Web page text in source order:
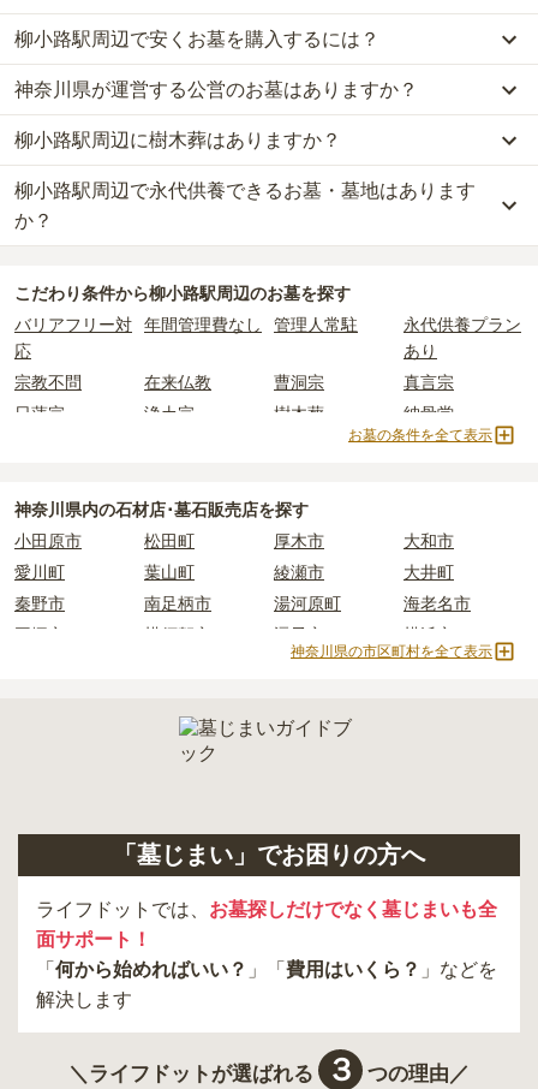
柳小路駅周辺での購入費用の目安は、樹木葬が約43万円、納骨堂が
約50万円、永代供養墓が約10万円です。
樹木葬・納骨堂・永代供養墓は、基本的に墓石代がかからず、永代
使用料のみかかります。
・開眼法要の費用：お墓を新しく建てた際に行う儀式のための費
用。僧侶に渡すお布施がかかります。
・年間管理費：お墓の管理費。契約後、毎年発生するケースがあり
ます。
正確な費用は、区画や石材の選び方によって大きく変わるため、見
積もりを取るまで確定しません。
現地見学では、担当者に「提示金額以外にかかる費用はないか」を
内を取り寄せることができます。
柳小路駅周辺で安くお墓を購入するには？
柳小路駅周辺で一番安価なお墓は、湘南江ノ島樹木葬プラチナヒル
ズの永代供養墓で、10万円からお求めいただけます。
一般的に最も費用を抑えられるのは、他の方のご遺骨と一緒に埋葬
する「合祀墓（ごうしぼ）」と呼ばれるタイプです。個別のお墓に
比べて省スペースで管理の手間がかからないため、費用が安く設定
されています。
価格の目安は、1名あたり5万円〜30万円程度です。
柳小路駅周辺で安価なお墓を探したい場合は、
替えてお墓を探すのがおすすめです。
神奈川県が運営する公営のお墓はありますか？
柳小路駅周辺には、公営の霊園の掲載がありません。
一方で、神奈川県内には、県または市区町村が運営する公営の霊園
が17件あります。
公営霊園は民営の霊園と異なり、契約にあたって応募資格が設けら
主な条件として、遺骨がすでにある、該当の市区町村に一定年数以
上住んでいるなどが挙げられます。
条件を満たさない場合は、申し込み自体ができないことも多いた
め、事前の確認が重要です。
契約条件の詳細は、各霊園のページをご確認いただくか、資料請求
柳小路駅周辺に樹木葬はありますか？
柳小路駅周辺には、5件の樹木葬があります。
詳しくは、
柳小路駅周辺で永代供養できるお墓・墓地はあります
か？
詳しくは、柳小路駅周辺の永代供養の一覧をご覧ください。
こだわり条件から柳小路駅周辺のお墓を探す
バリアフリー対
応
年間管理費なし 管理人常駐
永代供養プラン
あり
宗教不問
在来仏教 曹洞宗
真言宗
日蓮宗
浄土宗 樹木葬
納骨堂
1人用区画あり
お墓の条件を全て表示
神奈川県内の石材店･墓石販売店を探す
小田原市
松田町 厚木市
大和市
愛川町
葉山町 綾瀬市
大井町
秦野市
南足柄市 湯河原町
海老名市
平塚市
横須賀市 逗子市
横浜市
藤沢市 山北町
神奈川県の市区町村を全て表示
「墓じまい」でお困りの方へ
ライフドットでは、 お墓探しだけでなく墓じまいも全
面サポート！
「 何から始めればいい？ 」「 費用はいくら？ 」などを
解決します
＼ライフドットが選ばれる ３ つの理由／